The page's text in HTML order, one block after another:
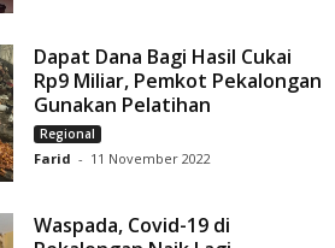
Dapat Dana Bagi Hasil Cukai
Rp9 Miliar, Pemkot Pekalongan
Gunakan Pelatihan
Regional
Farid - 11 November 2022
Waspada, Covid-19 di